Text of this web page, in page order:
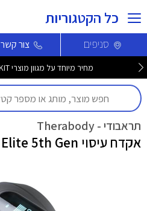
כל הקטגוריות
סניפים צור קשר
מחיר מיוחד על מגוון מוצרי PETKIT לחברי מועדון >>
תראבודי - Therabody
אקדח עיסוי Theragun Elite 5th Gen